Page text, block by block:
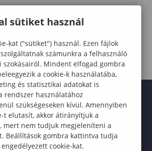
saját naptárba
sütiket használ
kat ("sütiket") használ. Ezen fájlok
számunkra a felhasználó
szokásairól. Mindent elfogad gombra
a cookie-k használatába,
és statisztikai adatokat is
rendszer használatához
szükségeseken kívül. Amennyiben
t elutasít, akkor átirányítjuk a
mert nem tudjuk megjeleníteni a
Beállítások gombra kattintva tudja
cookie-kat.